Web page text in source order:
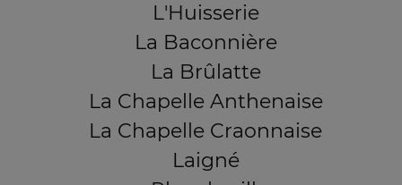
L'Huisserie
La Baconnière
La Brûlatte
La Chapelle Anthenaise
La Chapelle Craonnaise
Laigné